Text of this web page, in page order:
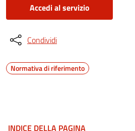
Accedi al servizio
Condividi
Normativa di riferimento
INDICE DELLA PAGINA